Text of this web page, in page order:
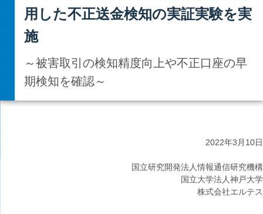
用した不正送金検知の実証実験を実
施
～被害取引の検知精度向上や不正口座の早
期検知を確認～
2022年3月10日
国立研究開発法人情報通信研究機構
国立大学法人神戸大学
株式会社エルテス